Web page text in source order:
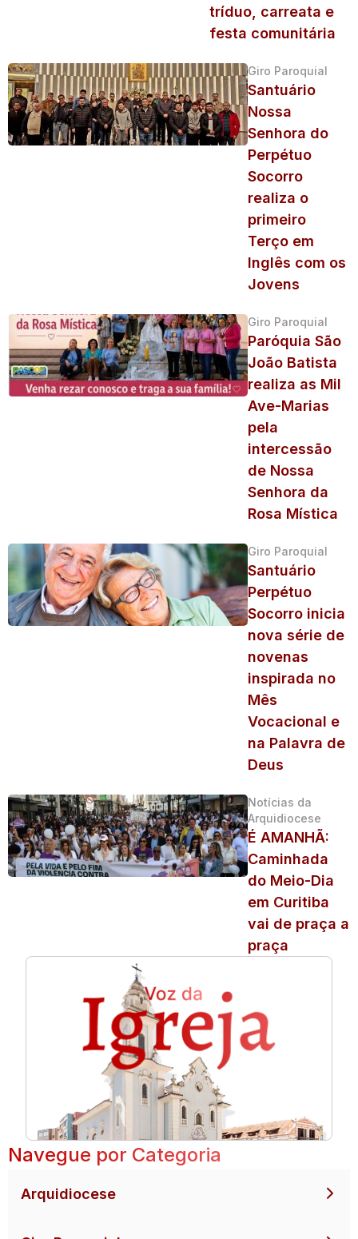
tríduo, carreata e
festa comunitária
Giro Paroquial
Santuário
Nossa
Senhora do
Perpétuo
Socorro
realiza o
primeiro
Terço em
Inglês com os
Jovens
Giro Paroquial
Paróquia São
João Batista
realiza as Mil
Ave-Marias
pela
intercessão
de Nossa
Senhora da
Rosa Mística
Giro Paroquial
Santuário
Perpétuo
Socorro inicia
nova série de
novenas
inspirada no
Mês
Vocacional e
na Palavra de
Deus
Notícias da
Arquidiocese
É AMANHÃ:
Caminhada
do Meio-Dia
em Curitiba
vai de praça a
praça
Navegue por Categoria
Arquidiocese